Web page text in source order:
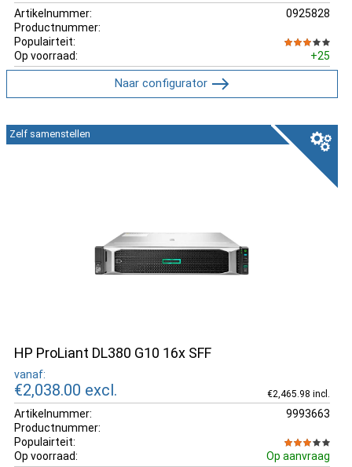
Artikelnummer:
0925828
Productnummer:
Populairteit:
Op voorraad:
+25
Naar configurator
HP ProLiant DL380 G10 16x SFF
vanaf:
€2,038.00 excl. €2,465.98 incl.
Artikelnummer:
9993663
Productnummer:
Populairteit:
Op voorraad:
Op aanvraag
Zelf samenstellen